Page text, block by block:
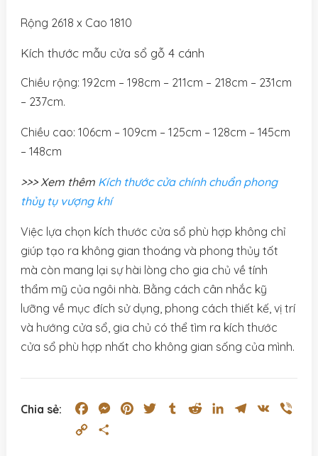
Rộng 2618 x Cao 1810
Kích thước mẫu cửa sổ gỗ 4 cánh
Chiều rộng: 192cm – 198cm – 211cm – 218cm – 231cm
– 237cm.
Chiều cao: 106cm – 109cm – 125cm – 128cm – 145cm
– 148cm
>>> Xem thêm Kích thước cửa chính chuẩn phong
thủy tụ vượng khí
Việc lựa chọn kích thước cửa sổ phù hợp không chỉ
giúp tạo ra không gian thoáng và phong thủy tốt
mà còn mang lại sự hài lòng cho gia chủ về tính
thẩm mỹ của ngôi nhà. Bằng cách cân nhắc kỹ
lưỡng về mục đích sử dụng, phong cách thiết kế, vị trí
và hướng cửa sổ, gia chủ có thể tìm ra kích thước
cửa sổ phù hợp nhất cho không gian sống của mình.
Chia sẻ: FacebookMessenger
PinterestTwitterTumblrRedditLinkedInTelegram
VK
Copy